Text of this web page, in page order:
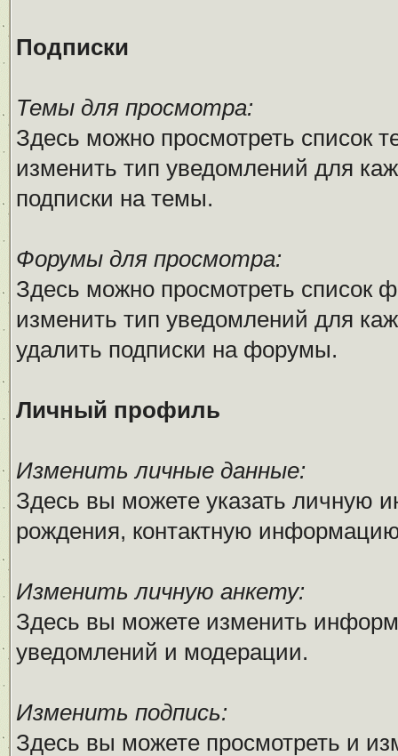
Подписки
Темы для просмотра:
Здесь можно просмотреть список
изменить тип уведомлений для
подписки на темы.
Форумы для просмотра:
Здесь можно просмотреть список
изменить тип уведомлений для
удалить подписки на форумы.
Личный профиль
Изменить личные данные:
Здесь вы можете указать личную
рождения, контактную
Изменить личную анкету:
Здесь вы можете изменить
уведомлений и модерации.
Изменить подпись:
Здесь вы можете просмотреть и